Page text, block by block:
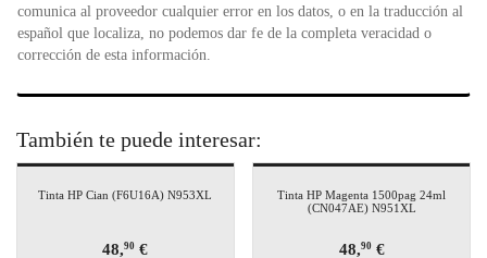
comunica al proveedor cualquier error en los datos, o en la traducción al
español que localiza, no podemos dar fe de la completa veracidad o
corrección de esta información.
También te puede interesar:
Tinta HP Cian (F6U16A) N953XL
48,90 €
Tinta HP Magenta 1500pag 24ml
(CN047AE) N951XL
48,90€